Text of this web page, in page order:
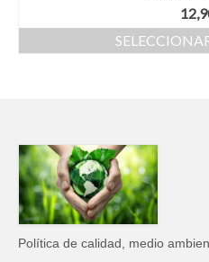
Política de calidad, medio